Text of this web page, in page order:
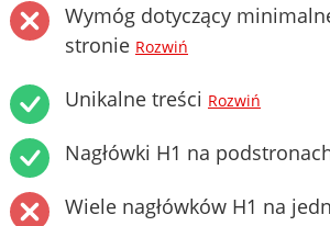
Wymóg dotyczący
stronie Rozwiń
Unikalne treści Rozwiń
Nagłówki H1 na
Wiele nagłówków H1 na